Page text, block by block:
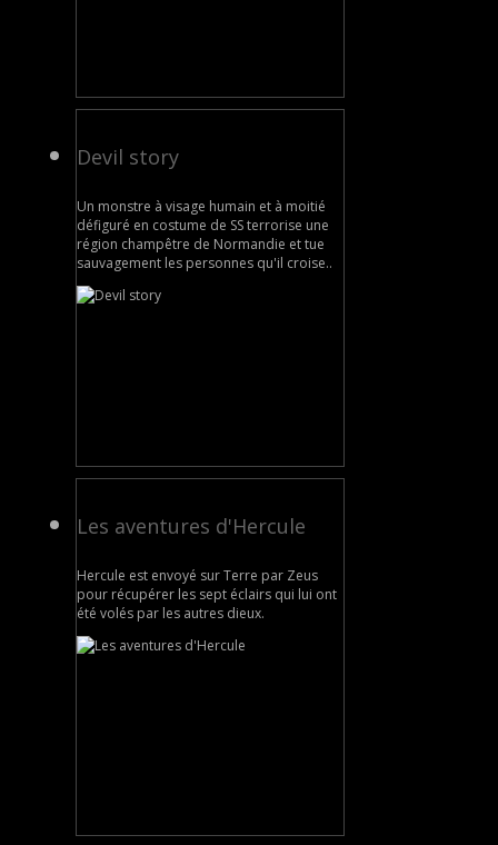
Devil story
Un monstre à visage humain et à moitié
défiguré en costume de SS terrorise une
région champêtre de Normandie et tue
sauvagement les personnes qu'il croise..
Les aventures d'Hercule
Hercule est envoyé sur Terre par Zeus
pour récupérer les sept éclairs qui lui ont
été volés par les autres dieux.